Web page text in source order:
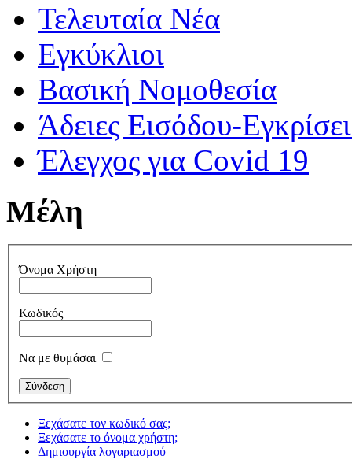
Τελευταία Νέα
Εγκύκλιοι
Βασική Νομοθεσία
Άδειες Εισόδου-
Έλεγχος για Covid 19
Μέλη
Όνομα Χρήστη
Κωδικός
Να με θυμάσαι
Ξεχάσατε τον κωδικό σας;
Ξεχάσατε το όνομα χρήστη;
Δημιουργία λογαριασμού